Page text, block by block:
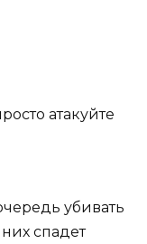
атакуйте
убивать
них спадет